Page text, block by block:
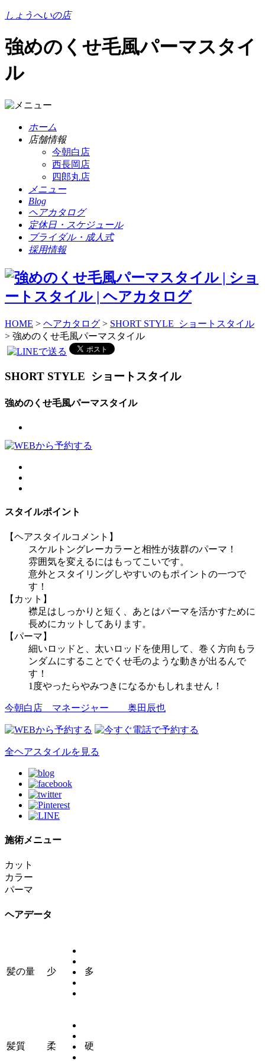
しょうへいの店
強めのくせ毛風パーマスタイ
ル
ホーム
店舗情報
今朝白店
西長岡店
四郎丸店
メニュー
Blog
ヘアカタログ
定休日・スケジュール
ブライダル・成人式
採用情報
HOME > ヘアカタログ > SHORT STYLE ショートスタイル
> 強めのくせ毛風パーマスタイル
SHORT STYLE ショートスタイル
強めのくせ毛風パーマスタイル
スタイルポイント
【ヘアスタイルコメント】
スケルトングレーカラーと相性が抜群のパーマ！
雰囲気を変えるにはもってこいです。
意外とスタイリングしやすいのもポイントの一つで
す！
【カット】
襟足はしっかりと短く、あとはパーマを活かすために
長めにカットしてあります。
【パーマ】
細いロッドと、太いロッドを使用して、巻く方向もラ
ンダムにすることでくせ毛のような動きが出るんで
す！
1度やったらやみつきになるかもしれません！
今朝白店 マネージャー 奥田辰也
全ヘアスタイルを見る
施術メニュー
カット
カラー
パーマ
ヘアデータ
髪の量 少 多
髪質 柔 硬